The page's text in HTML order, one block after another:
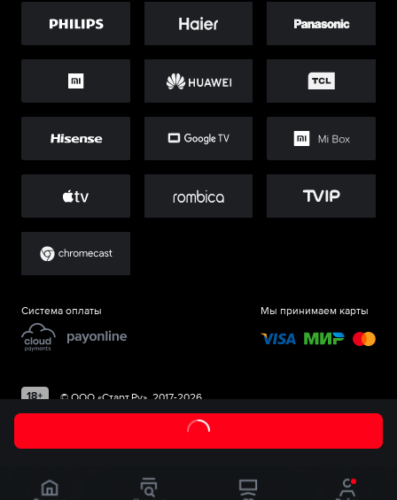
Система оплаты Мы принимаем карты
©ООО «Старт.Ру», 2017-2026